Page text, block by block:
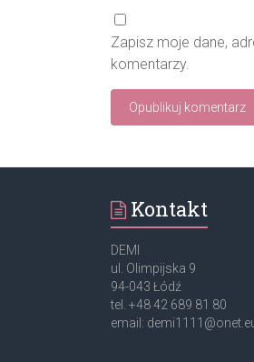
Zapisz moje dane,
komentarzy.
Kontakt
DEMI
ul. Olimpijska 9
94-043 Łódź
tel. +48 42 689 81 80
email: